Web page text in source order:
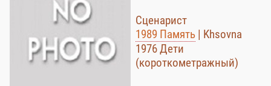
Сценарист
1989 Память | Khsovna
1976 Дети
(короткометражный)